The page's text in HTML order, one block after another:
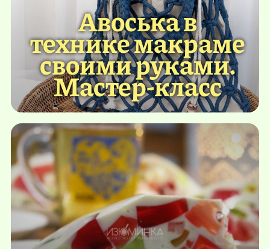
Авоська в
технике макраме
своими руками.
Мастер-класс